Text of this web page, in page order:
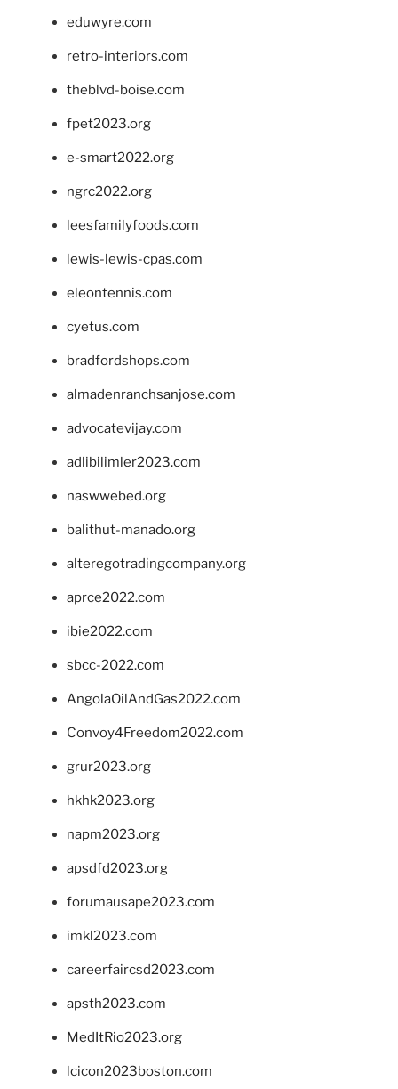
eduwyre.com
retro-interiors.com
theblvd-boise.com
fpet2023.org
e-smart2022.org
ngrc2022.org
leesfamilyfoods.com
lewis-lewis-cpas.com
eleontennis.com
cyetus.com
bradfordshops.com
almadenranchsanjose.com
advocatevijay.com
adlibilimler2023.com
naswwebed.org
balithut-manado.org
alteregotradingcompany.org
aprce2022.com
ibie2022.com
sbcc-2022.com
AngolaOilAndGas2022.com
Convoy4Freedom2022.com
grur2023.org
hkhk2023.org
napm2023.org
apsdfd2023.org
forumausape2023.com
imkl2023.com
careerfaircsd2023.com
apsth2023.com
MedItRio2023.org
lcicon2023boston.com